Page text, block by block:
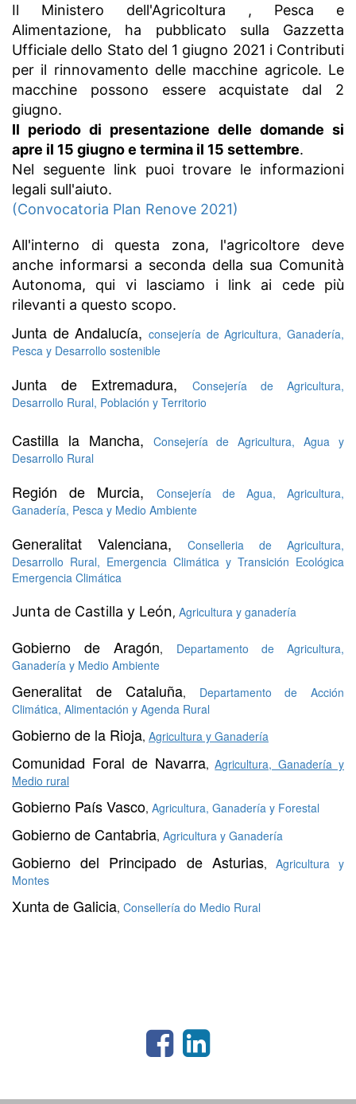
Il Ministero dell'Agricoltura , Pesca e
Alimentazione, ha pubblicato sulla Gazzetta
Ufficiale dello Stato del 1 giugno 2021 i Contributi
per il rinnovamento delle macchine agricole. Le
macchine possono essere acquistate dal 2
giugno.
Il periodo di presentazione delle domande si
apre il 15 giugno e termina il 15 settembre.
Nel seguente link puoi trovare le informazioni
legali sull'aiuto.
(Convocatoria Plan Renove 2021)
All'interno di questa zona, l'agricoltore deve
anche informarsi a seconda della sua Comunità
Autonoma, qui vi lasciamo i link ai cede più
rilevanti a questo scopo.
Junta de Andalucía, consejería de Agricultura, Ganadería,
Pesca y Desarrollo sostenible
Junta de Extremadura,
Consejería de Agricultura,
Desarrollo Rural, Población y Territorio
Castilla la Mancha,
Consejería de Agricultura, Agua y
Desarrollo Rural
Región de Murcia,
Consejería de Agua, Agricultura,
Ganadería, Pesca y Medio Ambiente
Generalitat Valenciana,
Conselleria de Agricultura,
Desarrollo Rural, Emergencia Climática y Transición Ecológica
Emergencia Climática
Junta de Castilla y León, Agricultura y ganadería
Gobierno de Aragón, Departamento de Agricultura,
Ganadería y Medio Ambiente
Generalitat de Cataluña, Departamento de Acción
Climática, Alimentación y Agenda Rural
Gobierno de la Rioja, Agricultura y Ganadería
Comunidad Foral de Navarra,Agricultura, Ganadería y
Medio rural
Gobierno País Vasco, Agricultura, Ganadería y Forestal
Gobierno de Cantabria, Agricultura y Ganadería
Gobierno del Principado de Asturias, Agricultura y
Montes
Xunta de Galicia, Consellería do Medio Rural